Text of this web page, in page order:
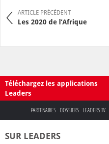
ARTICLE PRÉCÉDENT
Les 2020 de l’Afrique
Téléchargez les applications
Leaders
PARTENAIRES DOSSIERS LEADERS TV
SUR LEADERS